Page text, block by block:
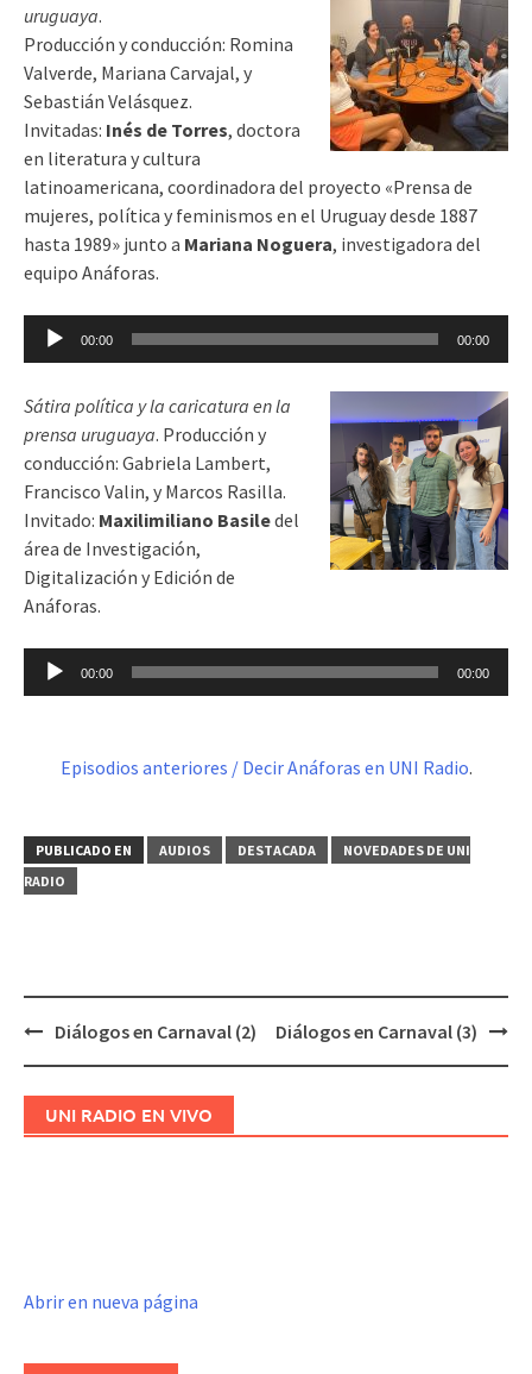
uruguaya.
Producción y conducción: Romina
Valverde, Mariana Carvajal, y
Sebastián Velásquez.
Invitadas: Inés de Torres, doctora
en literatura y cultura
latinoamericana, coordinadora del proyecto «Prensa de
mujeres, política y feminismos en el Uruguay desde 1887
hasta 1989» junto a Mariana Noguera, investigadora del
equipo Anáforas.
Reproductor
00:00 00:00
Sátira política y la caricatura en la
prensa uruguaya. Producción y
conducción: Gabriela Lambert,
Francisco Valin, y Marcos Rasilla.
Invitado: Maxilimiliano Basiledel
área de Investigación,
Digitalización y Edición de
Anáforas.
Reproductor
00:00 00:00
Episodios anteriores / Decir Anáforas en UNI Radio.
PUBLICADO EN AUDIOS DESTACADA
NOVEDADES DE UNI
RADIO
entradas
Diálogos en Carnaval (2) Diálogos en Carnaval (3)
UNI RADIO EN VIVO
Abrir en nueva página